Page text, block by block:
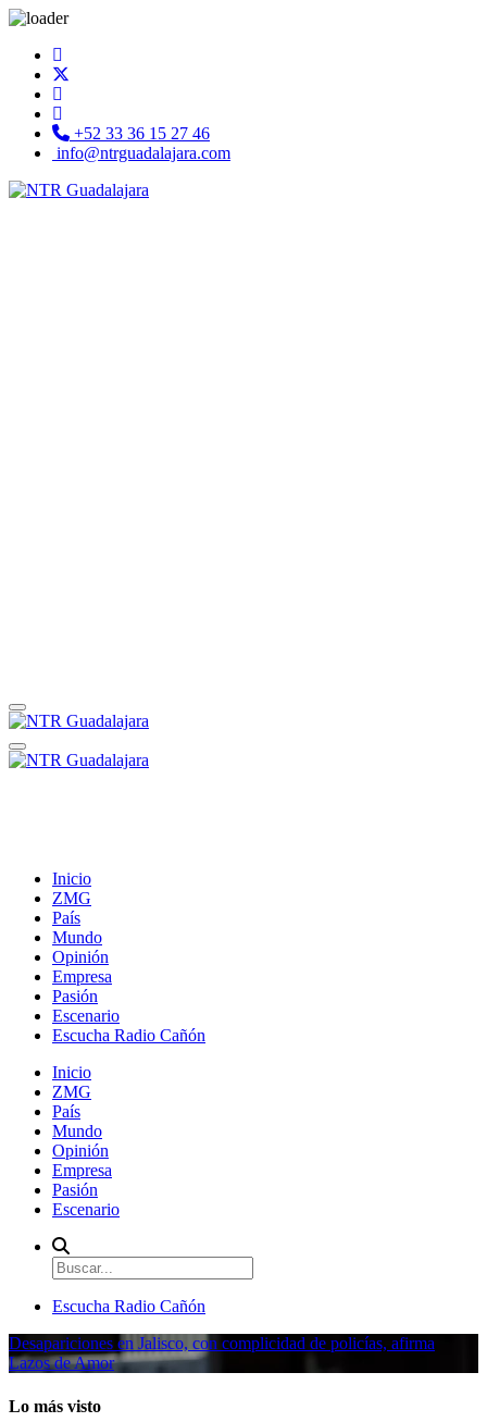
+52 33 36 15 27 46
info@ntrguadalajara.com
Inicio
ZMG
País
Mundo
Opinión
Empresa
Pasión
Escenario
Escucha Radio Cañón
Inicio
ZMG
País
Mundo
Opinión
Empresa
Pasión
Escenario
Escucha Radio Cañón
Desapariciones en Jalisco, con complicidad de policías, afirma
Lazos de Amor
Lo más visto